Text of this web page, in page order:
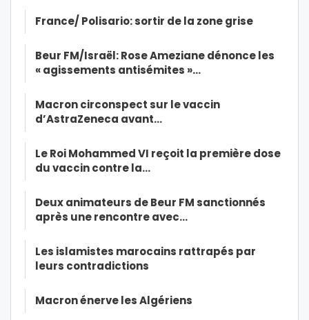
France/ Polisario: sortir de la zone grise
Beur FM/Israël: Rose Ameziane dénonce les
« agissements antisémites »…
Macron circonspect sur le vaccin
d’AstraZeneca avant…
Le Roi Mohammed VI reçoit la première dose
du vaccin contre la…
Deux animateurs de Beur FM sanctionnés
après une rencontre avec…
Les islamistes marocains rattrapés par
leurs contradictions
Macron énerve les Algériens